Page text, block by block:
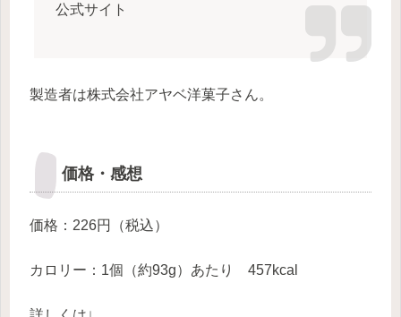
公式サイト
製造者は株式会社アヤベ洋菓子さん。
価格・感想
価格：226円（税込）
カロリー：1個（約93g）あたり 457kcal